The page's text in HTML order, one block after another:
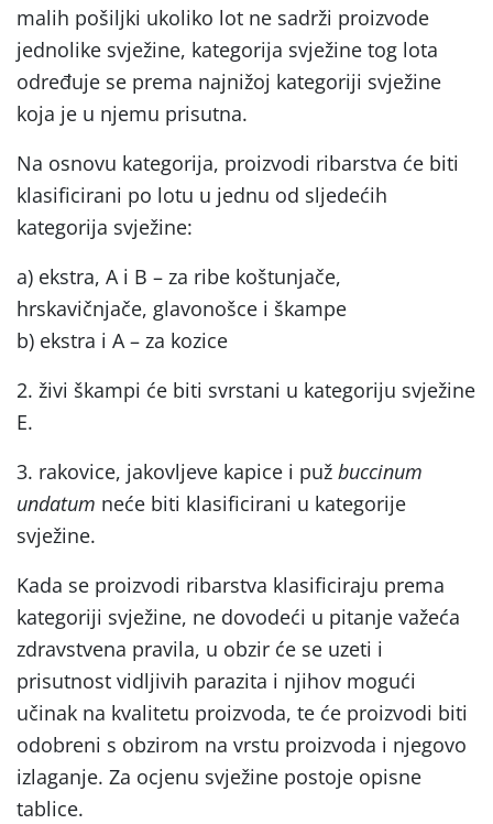
malih pošiljki ukoliko lot ne sadrži proizvode
jednolike svježine, kategorija svježine tog lota
određuje se prema najnižoj kategoriji svježine
koja je u njemu prisutna.
Na osnovu kategorija, proizvodi ribarstva će biti
klasificirani po lotu u jednu od sljedećih
kategorija svježine:
a) ekstra, A i B – za ribe koštunjače,
hrskavičnjače, glavonošce i škampe
b) ekstra i A – za kozice
2. živi škampi će biti svrstani u kategoriju svježine
E.
3. rakovice, jakovljeve kapice i puž buccinum
undatum neće biti klasificirani u kategorije
svježine.
Kada se proizvodi ribarstva klasificiraju prema
kategoriji svježine, ne dovodeći u pitanje važeća
zdravstvena pravila, u obzir će se uzeti i
prisutnost vidljivih parazita i njihov mogući
učinak na kvalitetu proizvoda, te će proizvodi biti
odobreni s obzirom na vrstu proizvoda i njegovo
izlaganje. Za ocjenu svježine postoje opisne
tablice.